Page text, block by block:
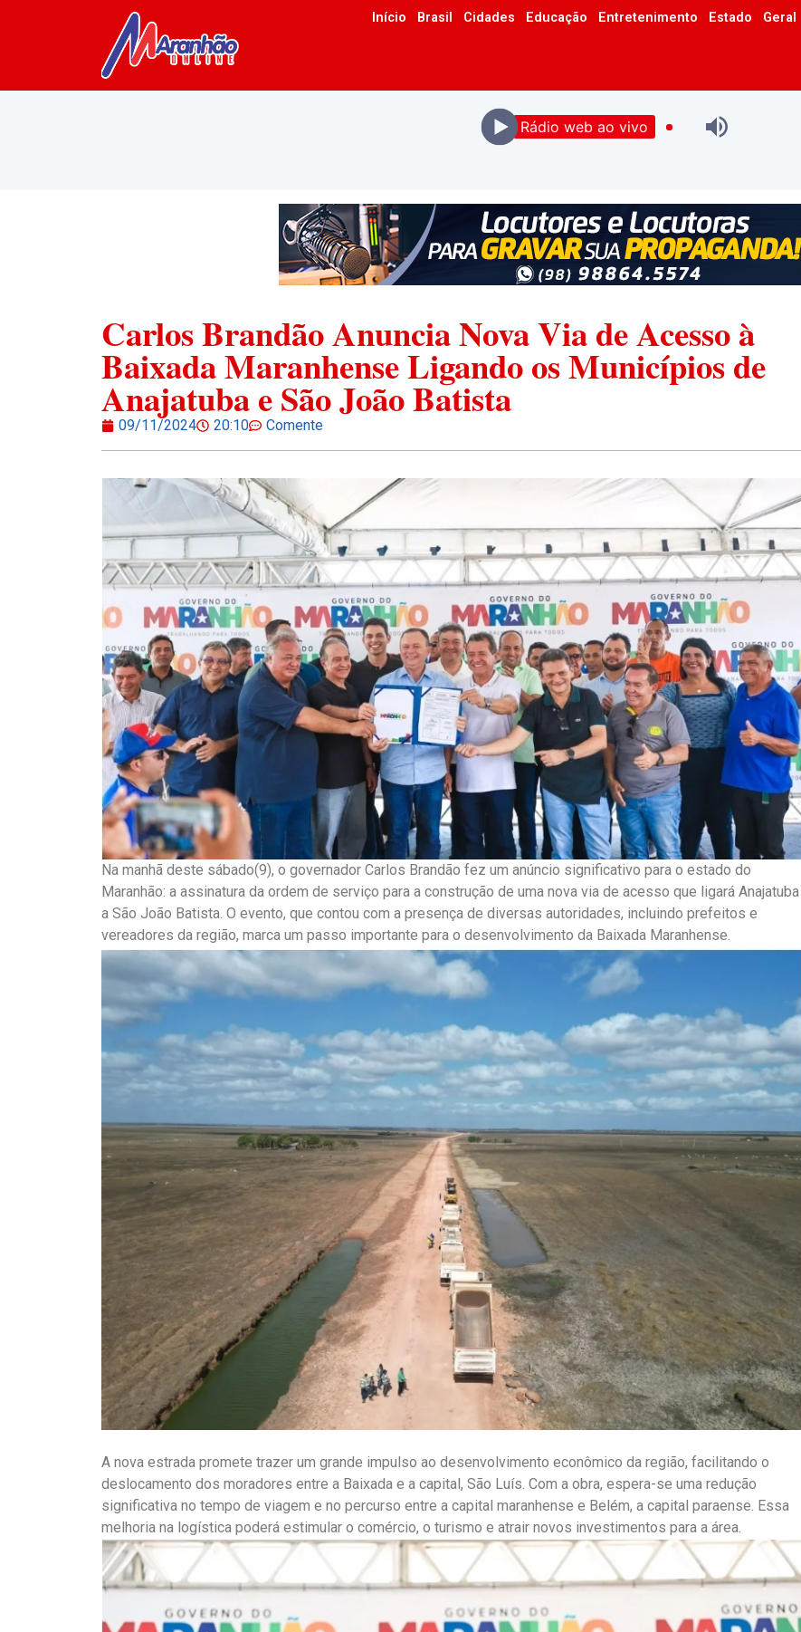
Início Brasil Cidades Educação Entretenimento Estado Geral
Rádio web ao vivo
Carlos Brandão Anuncia Nova Via de Acesso à
Baixada Maranhense Ligando os Municípios de
Anajatuba e São João Batista
09/11/2024 20:10 Comente
Na manhã deste sábado(9), o governador Carlos Brandão fez um anúncio significativo para o estado do
Maranhão: a assinatura da ordem de serviço para a construção de uma nova via de acesso que ligará Anajatuba
a São João Batista. O evento, que contou com a presença de diversas autoridades, incluindo prefeitos e
vereadores da região, marca um passo importante para o desenvolvimento da Baixada Maranhense.
A nova estrada promete trazer um grande impulso ao desenvolvimento econômico da região, facilitando o
deslocamento dos moradores entre a Baixada e a capital, São Luís. Com a obra, espera-se uma redução
significativa no tempo de viagem e no percurso entre a capital maranhense e Belém, a capital paraense. Essa
melhoria na logística poderá estimular o comércio, o turismo e atrair novos investimentos para a área.